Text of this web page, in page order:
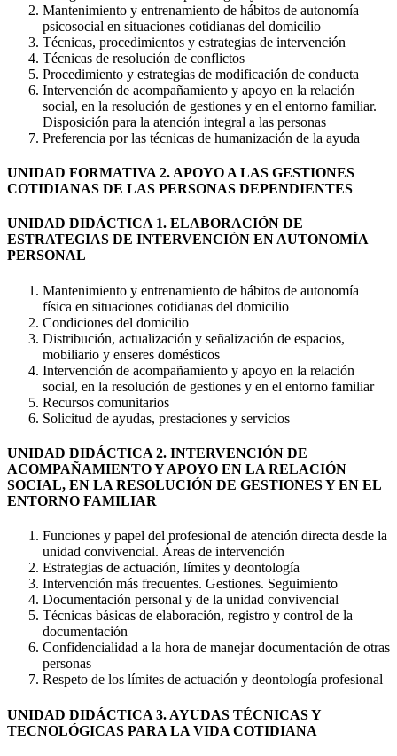
Mantenimiento y entrenamiento de hábitos de autonomía
psicosocial en situaciones cotidianas del domicilio
Técnicas, procedimientos y estrategias de intervención
Técnicas de resolución de conflictos
Procedimiento y estrategias de modificación de conducta
Intervención de acompañamiento y apoyo en la relación
social, en la resolución de gestiones y en el entorno familiar.
Disposición para la atención integral a las personas
Preferencia por las técnicas de humanización de la ayuda
UNIDAD FORMATIVA 2. APOYO A LAS GESTIONES
COTIDIANAS DE LAS PERSONAS DEPENDIENTES
UNIDAD DIDÁCTICA 1. ELABORACIÓN DE
ESTRATEGIAS DE INTERVENCIÓN EN AUTONOMÍA
PERSONAL
Mantenimiento y entrenamiento de hábitos de autonomía
física en situaciones cotidianas del domicilio
Condiciones del domicilio
Distribución, actualización y señalización de espacios,
mobiliario y enseres domésticos
Intervención de acompañamiento y apoyo en la relación
social, en la resolución de gestiones y en el entorno familiar
Recursos comunitarios
Solicitud de ayudas, prestaciones y servicios
UNIDAD DIDÁCTICA 2. INTERVENCIÓN DE
ACOMPAÑAMIENTO Y APOYO EN LA RELACIÓN
SOCIAL, EN LA RESOLUCIÓN DE GESTIONES Y EN EL
ENTORNO FAMILIAR
Funciones y papel del profesional de atención directa desde la
unidad convivencial. Áreas de intervención
Estrategias de actuación, límites y deontología
Intervención más frecuentes. Gestiones. Seguimiento
Documentación personal y de la unidad convivencial
Técnicas básicas de elaboración, registro y control de la
documentación
Confidencialidad a la hora de manejar documentación de otras
personas
Respeto de los límites de actuación y deontología profesional
UNIDAD DIDÁCTICA 3. AYUDAS TÉCNICAS Y
TECNOLÓGICAS PARA LA VIDA COTIDIANA